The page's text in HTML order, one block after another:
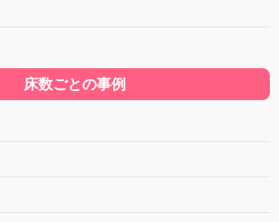
床数ごとの事例